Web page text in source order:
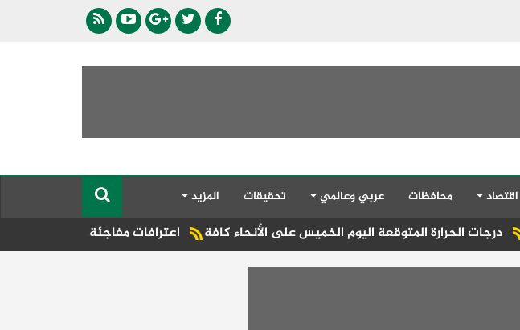
اقتصاد محافظات عربي وعالمي تحقيقات المزيد
اعترافات مفاجئة.. السيدة تنفي واقعة المتوقعة اليوم الخميس على الأنحاء كافة